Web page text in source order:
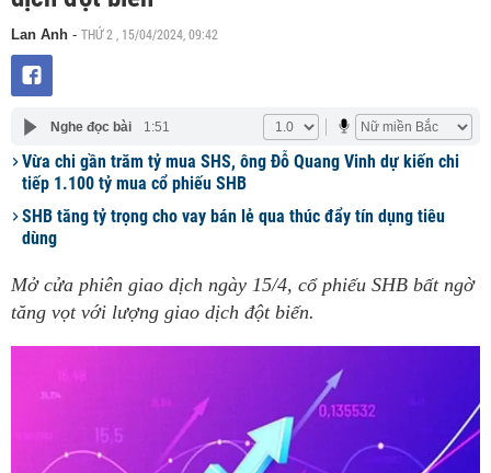
Lan Anh - THỨ 2 , 15/04/2024, 09:42
Nghe đọc bài 1:51
Vừa chi gần trăm tỷ mua SHS, ông Đỗ Quang Vinh dự kiến chi
tiếp 1.100 tỷ mua cổ phiếu SHB
SHB tăng tỷ trọng cho vay bán lẻ qua thúc đẩy tín dụng tiêu
dùng
Mở cửa phiên giao dịch ngày 15/4, cổ phiếu SHB bất ngờ
tăng vọt với lượng giao dịch đột biến.